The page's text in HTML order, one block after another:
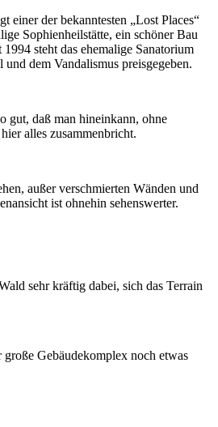
einer der bekanntesten „Lost Places“
Sophienheilstätte, ein schöner Bau
steht das ehemalige Sanatorium
dem Vandalismus preisgegeben.
gut, daß man hineinkann, ohne
alles zusammenbricht.
außer verschmierten Wänden und
ist ohnehin sehenswerter.
sehr kräftig dabei, sich das Terrain
Gebäudekomplex noch etwas